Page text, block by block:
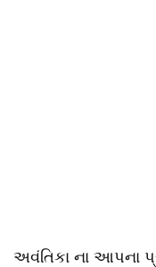
અવંતિકા ના આપના